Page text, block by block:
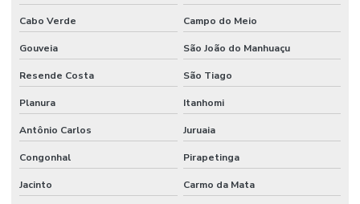
Cabo Verde Campo do Meio
Gouveia São João do Manhuaçu
Resende Costa São Tiago
Planura Itanhomi
Antônio Carlos Juruaia
Congonhal Pirapetinga
Jacinto Carmo da Mata